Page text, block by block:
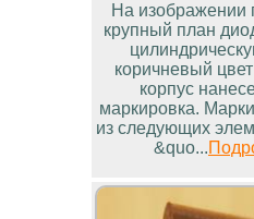
На изображении
крупный план
коричневый
корпус
маркировка.
из следующих
&quo...